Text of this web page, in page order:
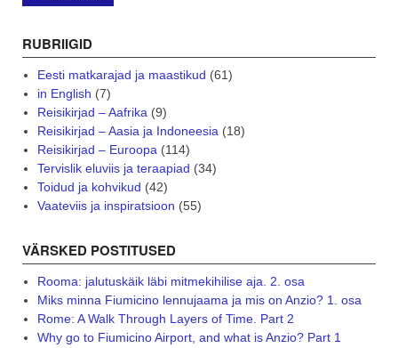
RUBRIIGID
Eesti matkarajad ja maastikud (61)
in English (7)
Reisikirjad – Aafrika(9)
Reisikirjad – Aasia ja Indoneesia(18)
Reisikirjad – Euroopa(114)
Tervislik eluviis ja teraapiad (34)
Toidud ja kohvikud (42)
Vaateviis ja inspiratsioon (55)
VÄRSKED POSTITUSED
Rooma: jalutuskäik läbi mitmekihilise aja. 2. osa
Miks minna Fiumicino lennujaama ja mis on Anzio? 1. osa
Rome: A Walk Through Layers of Time. Part 2
Why go to Fiumicino Airport, and what is Anzio? Part 1